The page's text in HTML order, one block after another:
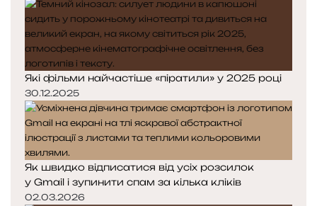
Які фільми найчастіше «піратили» у 2025 році
30.12.2025
Як швидко відписатися від усіх розсилок
у Gmail і зупинити спам за кілька кліків
02.03.2026